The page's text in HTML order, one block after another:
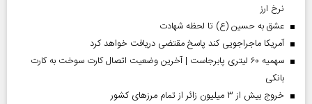
نرخ ارز
عشق به حسین (ع) تا لحظه شهادت
آمریکا ماجراجویی کند پاسخ مقتضی دریافت خواهد کرد
سهمیه ۶۰ لیتری پابرجاست | آخرین وضعیت اتصال کارت سوخت به کارت
بانکی
خروج بیش از ۳ میلیون زائر از تمام مرز‌های کشور